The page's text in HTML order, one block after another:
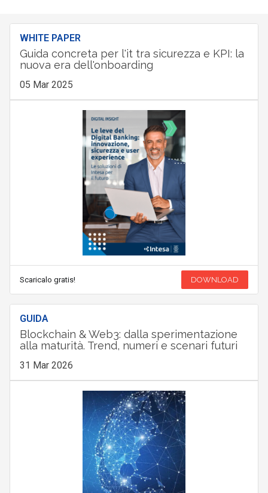
WHITE PAPER
Guida concreta per l'it tra sicurezza e KPI: la
nuova era dell'onboarding
05 Mar 2025
Scaricalo gratis! DOWNLOAD
GUIDA
Blockchain & Web3: dalla sperimentazione
alla maturità. Trend, numeri e scenari futuri
31 Mar 2026